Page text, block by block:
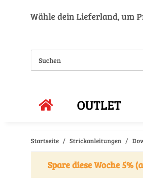
Wähle dein Lieferland, um
OUTLET
Startseite Strickanleitungen
Spare diese Woche 5%